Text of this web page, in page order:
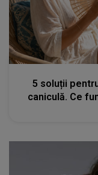
5 soluții
caniculă. Ce